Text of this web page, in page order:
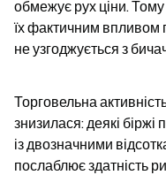
обмежує рух ціни. Тому
їх фактичним впливом
не узгоджується з
Торговельна
знизилася: деякі
із двозначними
послаблює здатність